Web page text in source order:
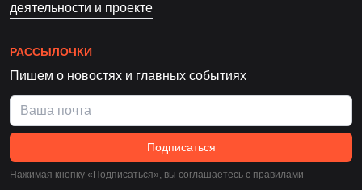
деятельности и проекте
РАССЫЛОЧКИ
Пишем о новостях и главных событиях
Подписаться
Нажимая кнопку «Подписаться», вы соглашаетесь c правилами